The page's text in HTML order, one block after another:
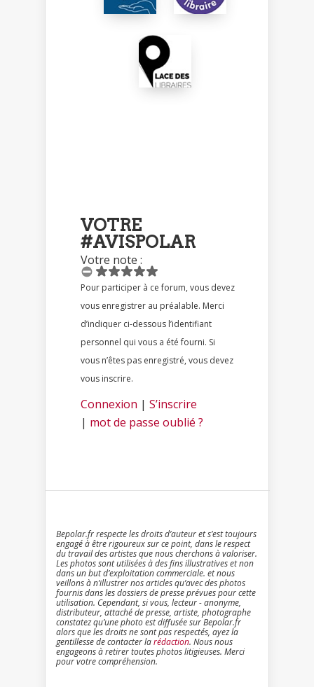
VOTRE
#AVISPOLAR
Votre note :
Pour participer à ce forum, vous devez
vous enregistrer au préalable. Merci
d’indiquer ci-dessous l’identifiant
personnel qui vous a été fourni. Si
vous n’êtes pas enregistré, vous devez
vous inscrire.
Connexion | S’inscrire
| mot de passe oublié ?
Bepolar.fr respecte les droits d’auteur et s’est toujours
engagé à être rigoureux sur ce point, dans le respect
du travail des artistes que nous cherchons à valoriser.
Les photos sont utilisées à des fins illustratives et non
dans un but d’exploitation commerciale. et nous
veillons à n’illustrer nos articles qu’avec des photos
fournis dans les dossiers de presse prévues pour cette
utilisation. Cependant, si vous, lecteur - anonyme,
distributeur, attaché de presse, artiste, photographe
constatez qu’une photo est diffusée sur Bepolar.fr
alors que les droits ne sont pas respectés, ayez la
gentillesse de contacter larédaction. Nous nous
engageons à retirer toutes photos litigieuses. Merci
pour votre compréhension.